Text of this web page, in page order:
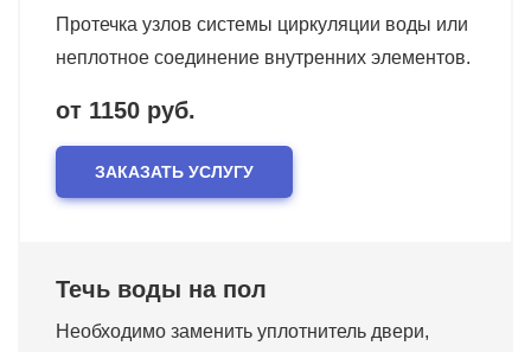
Протечка узлов системы циркуляции воды или
неплотное соединение внутренних элементов.
от 1150 руб.
ЗАКАЗАТЬ УСЛУГУ
Течь воды на пол
Необходимо заменить уплотнитель двери,